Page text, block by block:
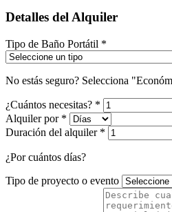
Detalles del Alquiler
Tipo de Baño Portátil *
No estás seguro? Selecciona
¿Cuántos necesitas? *
Alquiler por *
Duración del alquiler *
¿Por cuántos días?
Tipo de proyecto o evento